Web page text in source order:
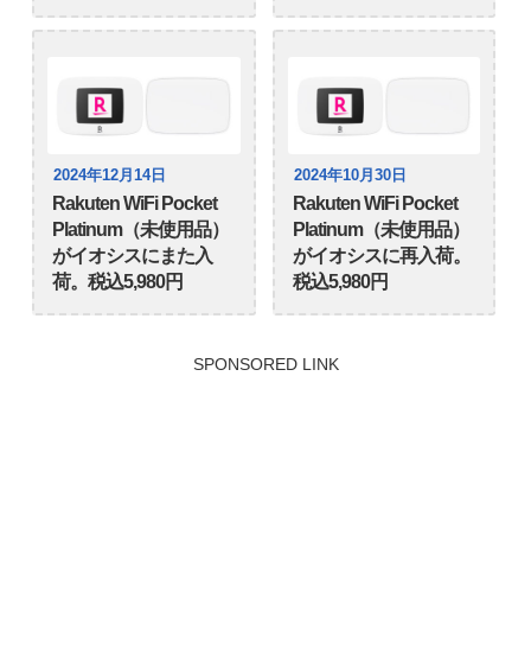
2024年12月14日
Rakuten WiFi Pocket
Platinum（未使用品）
がイオシスにまた入
荷。税込5,980円
2024年10月30日
Rakuten WiFi Pocket
Platinum（未使用品）
がイオシスに再入荷。
税込5,980円
SPONSORED LINK